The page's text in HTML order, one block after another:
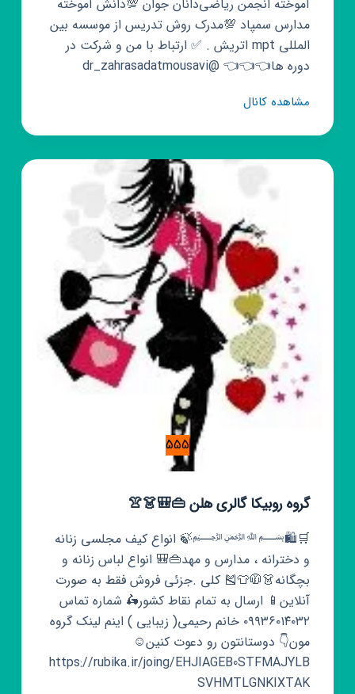
آموخته انجمن ریاضی‌دانان جوان 💯دانش آموخته
مدارس سمپاد 💯مدرک روش تدریس از موسسه بین
المللی mpt اتریش . ✅ ارتباط با من و شرکت در
دوره ها👈👈👈 @dr_zahrasadatmousavi
مشاهده کانالکانال
ریاضی
۱۰
امتحان
نهایی
555
گروه روبیکا گالری هلن 👜🎒👗👚
🛒🛍﷽🍃 انواع کیف مجلسی زنانه
و دخترانه ، مدارس و مهد👜🎒 انواع لباس زنانه و
بچگانه👗🧥👕🎽 کلی .جزئی فروش فقط به صورت
آنلاین📱 ارسال به تمام نقاط کشور🛵 شماره تماس
۰۹۹۳۶۰۱۴۰۳۲ خانم رحیمی( زیبایی ) اینم لینک گروه
مون👇 دوستانتون رو دعوت کنین☺️
https://rubika.ir/joing/EHJIAGEB0STFMAJYLB
SVHMTLGNKIXTAK